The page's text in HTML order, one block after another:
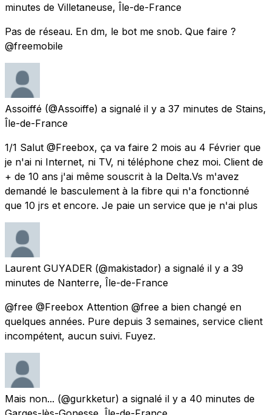
minutes de Villetaneuse, Île-de-France
Pas de réseau. En dm, le bot me snob. Que faire ?
@freemobile
Assoiffé (@Assoiffe) a signalé il y a 37 minutes de Stains,
Île-de-France
1/1 Salut @Freebox, ça va faire 2 mois au 4 Février que
je n'ai ni Internet, ni TV, ni téléphone chez moi. Client de
+ de 10 ans j'ai même souscrit à la Delta.Vs m'avez
demandé le basculement à la fibre qui n'a fonctionné
que 10 jrs et encore. Je paie un service que je n'ai plus
Laurent GUYADER (@makistador) a signalé il y a 39
minutes de Nanterre, Île-de-France
@free @Freebox Attention @free a bien changé en
quelques années. Pure depuis 3 semaines, service client
incompétent, aucun suivi. Fuyez.
Mais non... (@gurkketur) a signalé il y a 40 minutes de